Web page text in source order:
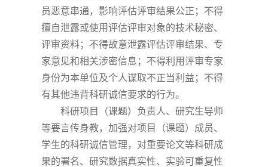
员恶意串通，影响评估评审结果公正；不得
擅自泄露或使用评估评审对象的技术秘密、
评审资料；不得故意泄露评估评审结果、专
家意见和相关涉密信息；不得利用评审专家
身份为本单位及个人谋取不正当利益；不得
有其他违背科研诚信要求的行为。
科研项目（课题）负责人、研究生导师
等要言传身教，加强对项目（课题）成员、
学生的科研诚信管理，对重要论文等科研成
果的署名、研究数据真实性、实验可重复性